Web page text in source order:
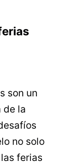
son un
de la
no solo
ferias